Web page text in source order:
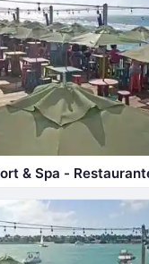
& Spa -